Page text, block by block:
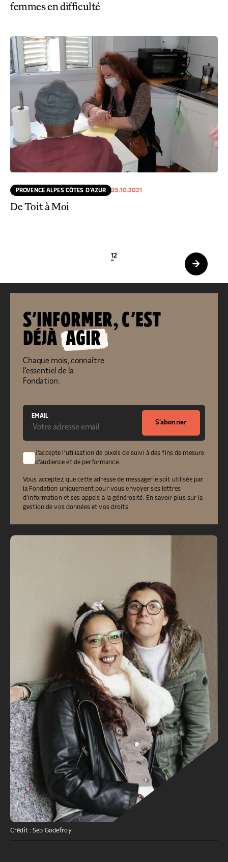
femmes en difficulté
PROVENCE ALPES CÔTES D’AZUR 25.10.2021
De Toit à Moi
12
S’INFORMER, C’EST
DÉJÀ AGIR
Chaque mois, connaître
l'essentiel de la
Fondation.
EMAIL
S'abonner
J'accepte l'utilisation de pixels de suivi à des fins de mesure
d'audience et de performance.
Vous acceptez que cette adresse de messagerie soit utilisée par
la Fondation uniquement pour vous envoyer ses lettres
d’information et ses appels à la générosité. En savoir plus sur la
gestion de vos données et vos droits
Crédit : Seb Godefroy